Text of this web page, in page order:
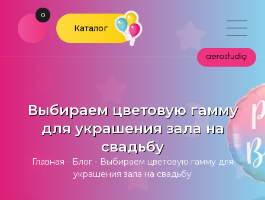
0
Каталог
Выбираем цветовую гамму
для украшения зала на
свадьбу
Главная - Блог- Выбираем цветовую гамму для
украшения зала на свадьбу